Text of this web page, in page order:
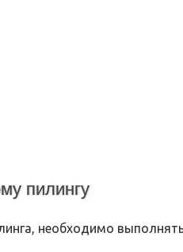
пилингу
необходимо